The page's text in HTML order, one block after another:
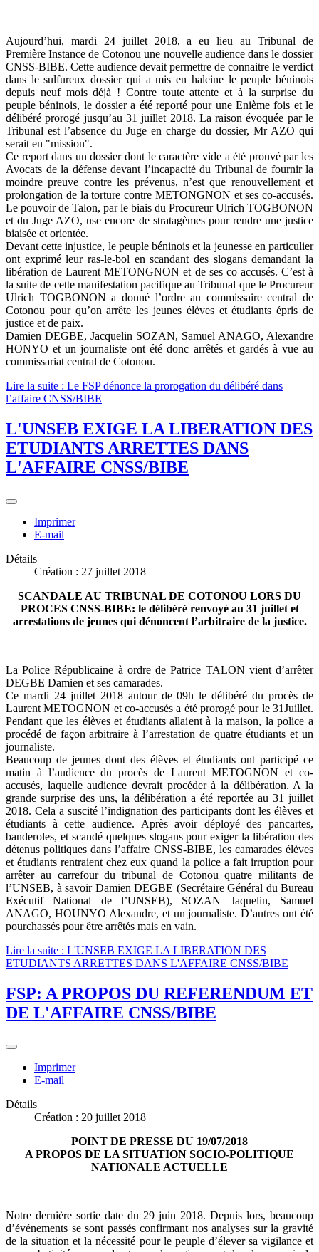
Aujourd’hui, mardi 24 juillet 2018, a eu lieu au Tribunal de
Première Instance de Cotonou une nouvelle audience dans le dossier
CNSS-BIBE. Cette audience devait permettre de connaitre le verdict
dans le sulfureux dossier qui a mis en haleine le peuple béninois
depuis neuf mois déjà ! Contre toute attente et à la surprise du
peuple béninois, le dossier a été reporté pour une Enième fois et le
délibéré prorogé jusqu’au 31 juillet 2018. La raison évoquée par le
Tribunal est l’absence du Juge en charge du dossier, Mr AZO qui
serait en "mission".
Ce report dans un dossier dont le caractère vide a été prouvé par les
Avocats de la défense devant l’incapacité du Tribunal de fournir la
moindre preuve contre les prévenus, n’est que renouvellement et
prolongation de la torture contre METONGNON et ses co-accusés.
Le pouvoir de Talon, par le biais du Procureur Ulrich TOGBONON
et du Juge AZO, use encore de stratagèmes pour rendre une justice
biaisée et orientée.
Devant cette injustice, le peuple béninois et la jeunesse en particulier
ont exprimé leur ras-le-bol en scandant des slogans demandant la
libération de Laurent METONGNON et de ses co accusés. C’est à
la suite de cette manifestation pacifique au Tribunal que le Procureur
Ulrich TOGBONON a donné l’ordre au commissaire central de
Cotonou pour qu’on arrête les jeunes élèves et étudiants épris de
justice et de paix.
Damien DEGBE, Jacquelin SOZAN, Samuel ANAGO, Alexandre
HONYO et un journaliste ont été donc arrêtés et gardés à vue au
commissariat central de Cotonou.
Lire la suite : Le FSP dénonce la prorogation du délibéré dans
l’affaire CNSS/BIBE
L'UNSEB EXIGE LA LIBERATION DES
ETUDIANTS ARRETTES DANS
L'AFFAIRE CNSS/BIBE
Imprimer
E-mail
Détails
Création : 27 juillet 2018
SCANDALE AU TRIBUNAL DE COTONOU LORS DU
PROCES CNSS-BIBE: le délibéré renvoyé au 31 juillet et
arrestations de jeunes qui dénoncent l’arbitraire de la justice.
La Police Républicaine à ordre de Patrice TALON vient d’arrêter
DEGBE Damien et ses camarades.
Ce mardi 24 juillet 2018 autour de 09h le délibéré du procès de
Laurent METOGNON et co-accusés a été prorogé pour le 31Juillet.
Pendant que les élèves et étudiants allaient à la maison, la police a
procédé de façon arbitraire à l’arrestation de quatre étudiants et un
journaliste.
Beaucoup de jeunes dont des élèves et étudiants ont participé ce
matin à l’audience du procès de Laurent METOGNON et co-
accusés, laquelle audience devrait procéder à la délibération. A la
grande surprise des uns, la délibération a été reportée au 31 juillet
2018. Cela a suscité l’indignation des participants dont les élèves et
étudiants à cette audience. Après avoir déployé des pancartes,
banderoles, et scandé quelques slogans pour exiger la libération des
détenus politiques dans l’affaire CNSS-BIBE, les camarades élèves
et étudiants rentraient chez eux quand la police a fait irruption pour
arrêter au carrefour du tribunal de Cotonou quatre militants de
l’UNSEB, à savoir Damien DEGBE (Secrétaire Général du Bureau
Exécutif National de l’UNSEB), SOZAN Jaquelin, Samuel
ANAGO, HOUNYO Alexandre, et un journaliste. D’autres ont été
pourchassés pour être arrêtés mais en vain.
Lire la suite : L'UNSEB EXIGE LA LIBERATION DES
ETUDIANTS ARRETTES DANS L'AFFAIRE CNSS/BIBE
FSP: A PROPOS DU REFERENDUM ET
DE L'AFFAIRE CNSS/BIBE
Imprimer
E-mail
Détails
Création : 20 juillet 2018
POINT DE PRESSE DU 19/07/2018
A PROPOS DE LA SITUATION SOCIO-POLITIQUE
NATIONALE ACTUELLE
Notre dernière sortie date du 29 juin 2018. Depuis lors, beaucoup
d’événements se sont passés confirmant nos analyses sur la gravité
de la situation et la nécessité pour le peuple d’élever sa vigilance et